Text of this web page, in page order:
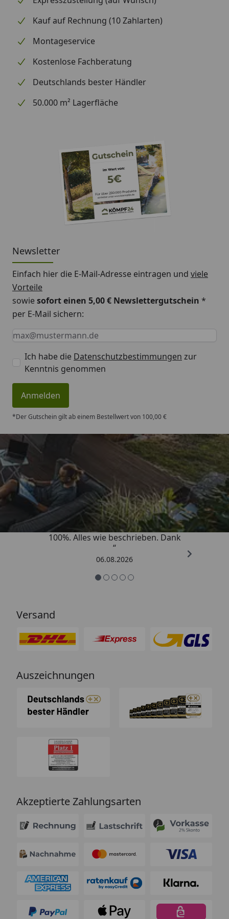
Kauf auf Rechnung (10 Zahlarten)
Montageservice
Kostenlose Fachberatung
Deutschlands bester Händler
50.000 m² Lagerfläche
Newsletter
Einfach hier die E-Mail-Adresse eintragen und viele
Vorteile
sowiesofort einen 5,00 € Newslettergutschein *
per E-Mail sichern:
Keine Eingabe erforderlich
Eingabe erforderlich
E-Mail *
Ich habe die Datenschutzbestimmungen zur
Kenntnis genommen
Anmelden
*Der Gutschein gilt ab einem Bestellwert von 100,00 €
Trusted Shops
4,83/ 5
„Super schnell gelifert. Ware passt
100%. Alles wie beschrieben. Dank
“
06.08.2026
Versand
Auszeichnungen
Akzeptierte Zahlungsarten